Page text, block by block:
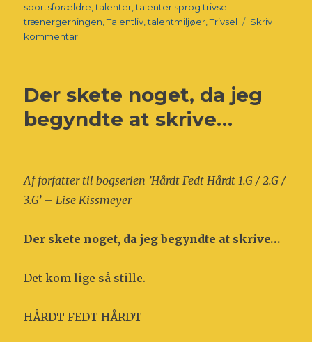
sportsforældre ,talenter ,talenter sprog trivsel
trænergerningen ,Talentliv ,talentmiljøer ,Trivsel
Skriv
kommentartil
mest
eller
Der skete noget, da jeg
begyndte at skrive…
Af forfatter til bogserien ’Hårdt Fedt Hårdt 1.G / 2.G /
3.G’ – Lise Kissmeyer
Der skete noget, da jeg begyndte at skrive…
Det kom lige så stille.
HÅRDT FEDT HÅRDT